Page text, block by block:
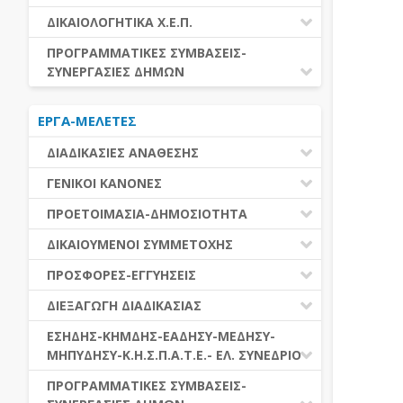
ΕΚΤΕΛΕΣΗ ΥΠΗΡΕΣΙΩΝ
ΕΚΤΕΛΕΣΗ ΠΡΟΜΗΘΕΙΩΝ
ΕΑΑΔΗΣΥ
ΕΑΔΗΣΥ
ΕΛ.ΣΥΝΕΔΡΙΟ
ΕΣΗΔΗΣ
ΔΙΚΑΙΟΛΟΓΗΤΙΚΑ Χ.Ε.Π.
ΔΙΚΑΙΟΛΟΓΗΤΙΚΑ Χ.Ε.Π.
ΠΡΟΓΡΑΜΜΑΤΙΚΕΣ ΣΥΜΒΑΣΕΙΣ-
ΣΥΝΕΡΓΑΣΙΕΣ ΔΗΜΩΝ
ΔΙΕΘΝΕΣ ΚΑΙ ΕΥΡΩΠΑΙΚΟ ΕΠΙΠΕΔΟ
ΠΡΟΓΡΑΜΜΑΤΙΚΕΣ ΣΥΜΒΑΣΕΙΣ
ΕΡΓΑ-ΜΕΛΕΤΕΣ
ΔΙΑΔΙΚΑΣΙΕΣ ΑΝΑΘΕΣΗΣ
ΔΙΑΔΙΚΑΣΙΕΣ ΑΝΑΘΕΣΗΣ
ΣΥΓΚΕΝΤΡΩΤΙΚΕΣ ΔΙΑΔΙΚΑΣΙΕΣ
ΑΝΑΘΕΣΗΣ
ΠΙΝΑΚΕΣ ΔΗΜΟΣΝΕΤ
ΓΕΝΙΚΟΙ ΚΑΝΟΝΕΣ
ΠΕΔΙΟ ΕΦΑΡΜΟΓΗΣ-ΕΝΑΡΞΗ ΙΣΧΥΟΣ
ΗΛΕΚΤΡΟΝΙΚΑ ΜΕΣΑ
ΓΕΝΙΚΕΣ ΑΡΧΕΣ ΚΑΙ ΚΑΝΟΝΕΣ
ΑΞΙΑ ΣΥΜΒΑΣΗΣ
ΕΙΔΗ ΣΥΜΒΑΣΕΩΝ
ΔΙΑΦΟΡΑ
ΠΡΟΕΤΟΙΜΑΣΙΑ-ΔΗΜΟΣΙΟΤΗΤΑ
ΓΝΩΜΟΔΟΤΙΚΑ ΟΡΓΑΝΑ-ΕΠΙΤΡΟΠΕΣ
ΠΡΟΕΤΟΙΜΑΣΙΑ
ΕΓΓΡΑΦΑ ΤΗΣ ΣΥΜΒΑΣΗΣ
ΔΗΜΟΣΙΕΥΣΕΙΣ
ΕΝΑΡΞΗ-ΠΡΟΘΕΣΜΙΕΣ
ΔΙΚΑΙΟΥΜΕΝΟΙ ΣΥΜΜΕΤΟΧΗΣ
ΔΙΚΑΙΟΥΜΕΝΟΙ ΣΥΜΜΕΤΟΧΗΣ
ΚΡΙΤΗΡΙΑ ΕΠΙΛΟΓΗΣ
ΛΟΓΟΙ ΑΠΟΚΛΕΙΣΜΟΥ
ΔΙΚΑΙΟΛΟΓΗΤΙΚΑ ΛΟΓΩΝ
ΑΠΟΚΛΕΙΣΜΟΥ & ΚΡΙΤΗΡΙΩΝ
ΕΠΙΛΟΓΗΣ
ΕΕΕΣ
ΠΡΟΣΦΟΡΕΣ-ΕΓΓΥΗΣΕΙΣ
ΕΓΓΥΗΣΕΙΣ
ΠΡΟΣΦΟΡΕΣ
ΔΙΕΞΑΓΩΓΗ ΔΙΑΔΙΚΑΣΙΑΣ
ΑΞΙΟΛΟΓΗΣΗ ΚΑΙ ΑΝΑΘΕΣΗ
ΑΠΟΤΕΛΕΣΜΑ ΔΙΑΔΙΚΑΣΙΑΣ
ΠΡΟΣΦΥΓΕΣ-ΕΝΣΤΑΣΕΙΣ
ΕΣΗΔΗΣ-ΚΗΜΔΗΣ-ΕΑΔΗΣΥ-ΜΕΔΗΣΥ-
ΜΗΠΥΔΗΣΥ-Κ.Η.Σ.Π.Α.Τ.Ε.- ΕΛ. ΣΥΝΕΔΡΙΟ
ΕΑΑΔΗΣΥ
ΠΡΟΓΡΑΜΜΑΤΙΚΕΣ ΣΥΜΒΑΣΕΙΣ-